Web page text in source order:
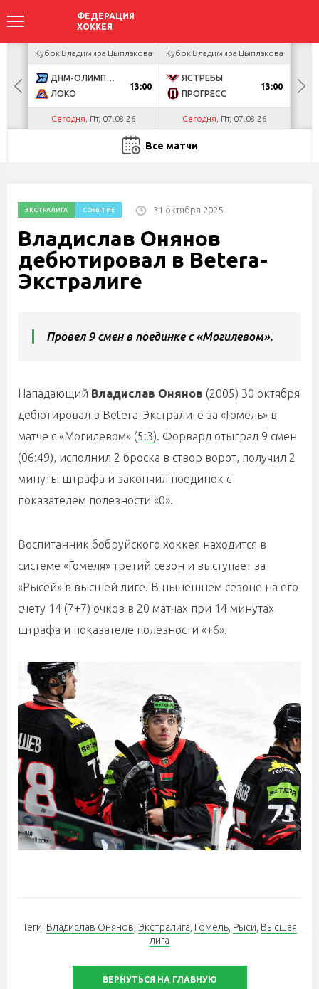
Кубок Владимира Цыплакова
ДНМ-ОЛИМПИК
ЛОКО
13:00
Сегодня , Пт, 07.08.26
Кубок Владимира Цыплакова
ЯСТРЕБЫ
ПРОГРЕСС
13:00
Сегодня , Пт, 07.08.26
Все матчи
ЭКСТРАЛИГА СОБЫТИЕ 31 октября 2025
Владислав Онянов
дебютировал в Betera-
Экстралиге
Провел 9 смен в поединке с «Могилевом».
Нападающий Владислав Онянов (2005) 30 октября
дебютировал в Betera-Экстралиге за «Гомель» в
матче с «Могилевом» (5:3). Форвард отыграл 9 смен
(06:49), исполнил 2 броска в створ ворот, получил 2
минуты штрафа и закончил поединок с
показателем полезности «0».
Воспитанник бобруйского хоккея находится в
системе «Гомеля» третий сезон и выступает за
«Рысей» в высшей лиге. В нынешнем сезоне на его
счету 14 (7+7) очков в 20 матчах при 14 минутах
штрафа и показателе полезности «+6».
Теги: Владислав Онянов, Экстралига, Гомель, Рыси, Высшая
лига
ВЕРНУТЬСЯ НА ГЛАВНУЮ